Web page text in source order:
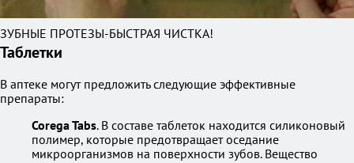
ЗУБНЫЕ ПРОТЕЗЫ-БЫСТРАЯ ЧИСТКА!
Таблетки
В аптеке могут предложить следующие эффективные
препараты:
Corega Tabs. В составе таблеток находится силиконовый
полимер, которые предотвращает оседание
микроорганизмов на поверхности зубов. Вещество